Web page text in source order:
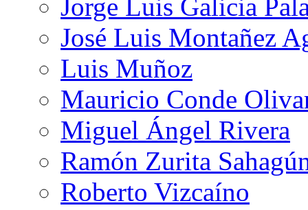
Jorge Luis Galicia
José Luis Montañez
Luis Muñoz
Mauricio Conde
Miguel Ángel Rivera
Ramón Zurita
Roberto Vizcaíno